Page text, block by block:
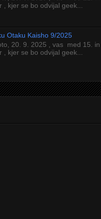
, kjer se bo odvijal geek...
Otaku Kaisho 9/2025
20. 9. 2025 , vas med 15.
, kjer se bo odvijal geek...